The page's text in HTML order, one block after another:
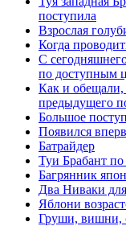
поступила
Взрослая
Когда
С
по доступным
Как и обещали,
предыдущего
Большое
Появился
Батрайдер
Туи Брабант по
Багрянник
Два Ниваки
Яблони
Груши, вишни,